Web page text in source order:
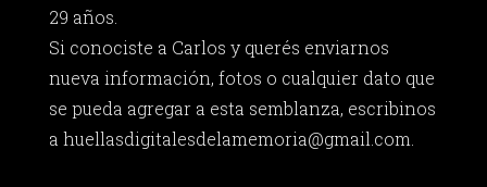
29 años.
Si conociste a Carlos y querés enviarnos
nueva información, fotos o cualquier dato que
se pueda agregar a esta semblanza, escribinos
a huellasdigitalesdelamemoria@gmail.com.